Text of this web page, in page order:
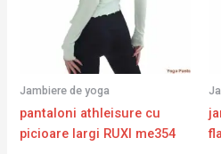
Jambiere de yoga
pantaloni athleisure cu
picioare largi RUXI me354